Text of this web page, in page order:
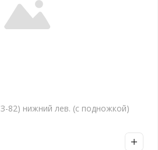
82) нижний лев. (с подножкой)